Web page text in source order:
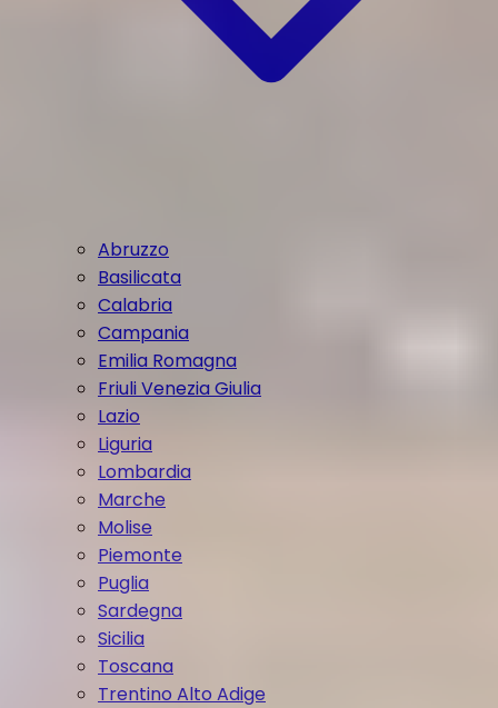
Abruzzo
Basilicata
Calabria
Campania
Emilia Romagna
Friuli Venezia Giulia
Lazio
Liguria
Lombardia
Marche
Molise
Piemonte
Puglia
Sardegna
Sicilia
Toscana
Trentino Alto Adige